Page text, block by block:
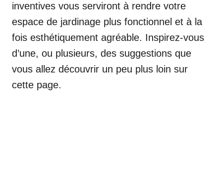
inventives vous serviront à rendre votre
espace de jardinage plus fonctionnel et à la
fois esthétiquement agréable. Inspirez-vous
d’une, ou plusieurs, des suggestions que
vous allez découvrir un peu plus loin sur
cette page.